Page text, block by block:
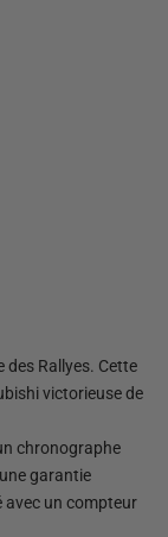
des Rallyes. Cette
victorieuse de
chronographe
garantie
avec un compteur